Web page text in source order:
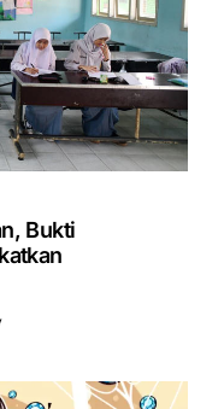
Bukti